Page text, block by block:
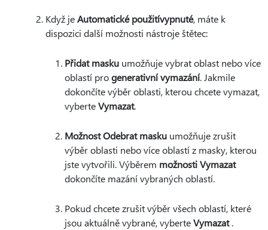
Když jeAutomatické použitívypnuté, máte k
dispozici další možnosti nástroje štětec:
Přidat masku umožňuje vybrat oblast nebo více
oblastí progenerativní vymazání. Jakmile
dokončíte výběr oblasti, kterou chcete vymazat,
vyberteVymazat.
Možnost Odebrat masku umožňuje zrušit
výběr oblasti nebo více oblastí z masky, kterou
jste vytvořili. Výběrem možnosti Vymazat
dokončíte mazání vybraných oblastí.
Pokud chcete zrušit výběr všech oblastí, které
jsou aktuálně vybrané, vyberteVymazat.